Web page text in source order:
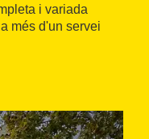
i variada
més d'un servei